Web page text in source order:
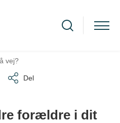
vej?
Del
forældre i dit